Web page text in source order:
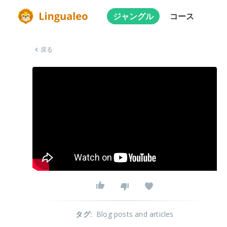
ジャングル コース
戻る
タグ: Blog posts and articles